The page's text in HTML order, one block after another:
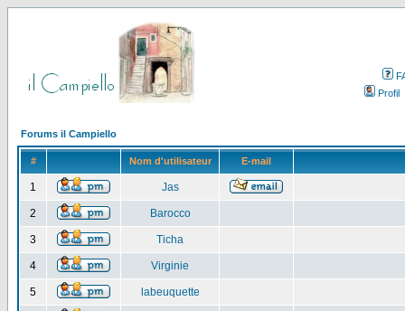
Profil
Forums il Campiello
# Nom d'utilisateur E-mail
1 Jas
2 Barocco
3 Ticha
4 Virginie
5 labeuquette